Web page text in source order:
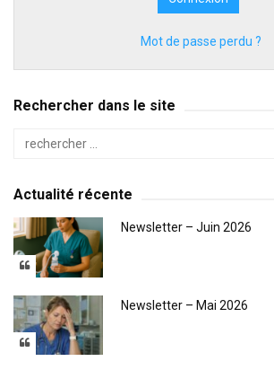
Mot de passe perdu ?
Rechercher dans le site
Actualité récente
Newsletter – Juin 2026
Newsletter – Mai 2026